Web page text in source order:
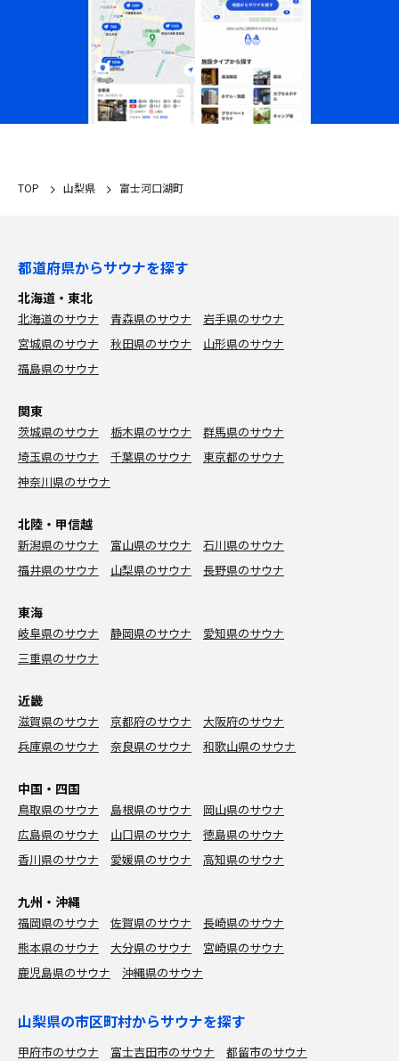
TOP 山梨県 富士河口湖町
都道府県からサウナを探す
北海道・東北
北海道のサウナ 青森県のサウナ
岩手県のサウナ
宮城県のサウナ
秋田県のサウナ
山形県のサウナ
福島県のサウナ
関東
茨城県のサウナ 栃木県のサウナ
群馬県のサウナ
埼玉県のサウナ
千葉県のサウナ
東京都のサウナ
神奈川県のサウナ
北陸・甲信越
新潟県のサウナ 富山県のサウナ
石川県のサウナ
福井県のサウナ
山梨県のサウナ 長野県のサウナ
東海
岐阜県のサウナ 静岡県のサウナ
愛知県のサウナ
三重県のサウナ
近畿
滋賀県のサウナ 京都府のサウナ
大阪府のサウナ
兵庫県のサウナ
奈良県のサウナ 和歌山県のサウナ
中国・四国
鳥取県のサウナ 島根県のサウナ
岡山県のサウナ
広島県のサウナ
山口県のサウナ
徳島県のサウナ
香川県のサウナ
愛媛県のサウナ 高知県のサウナ
九州・沖縄
福岡県のサウナ 佐賀県のサウナ
長崎県のサウナ
熊本県のサウナ
大分県のサウナ
宮崎県のサウナ
鹿児島県のサウナ
沖縄県のサウナ
山梨県の市区町村からサウナを探す
甲府市のサウナ 富士吉田市のサウナ
都留市のサウナ